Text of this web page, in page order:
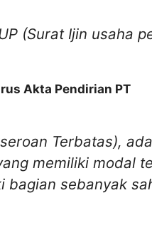
(Surat Ijin usaha
Akta Pendirian PT
Terbatas),
memiliki modal
bagian sebanyak